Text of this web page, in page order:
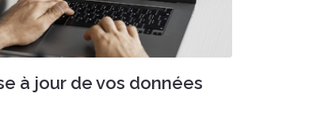
à jour de vos données